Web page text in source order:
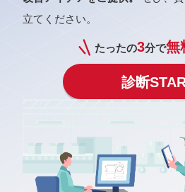
立てください。
たったの3分で無
診断